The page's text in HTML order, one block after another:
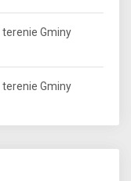
Gminy
Gminy